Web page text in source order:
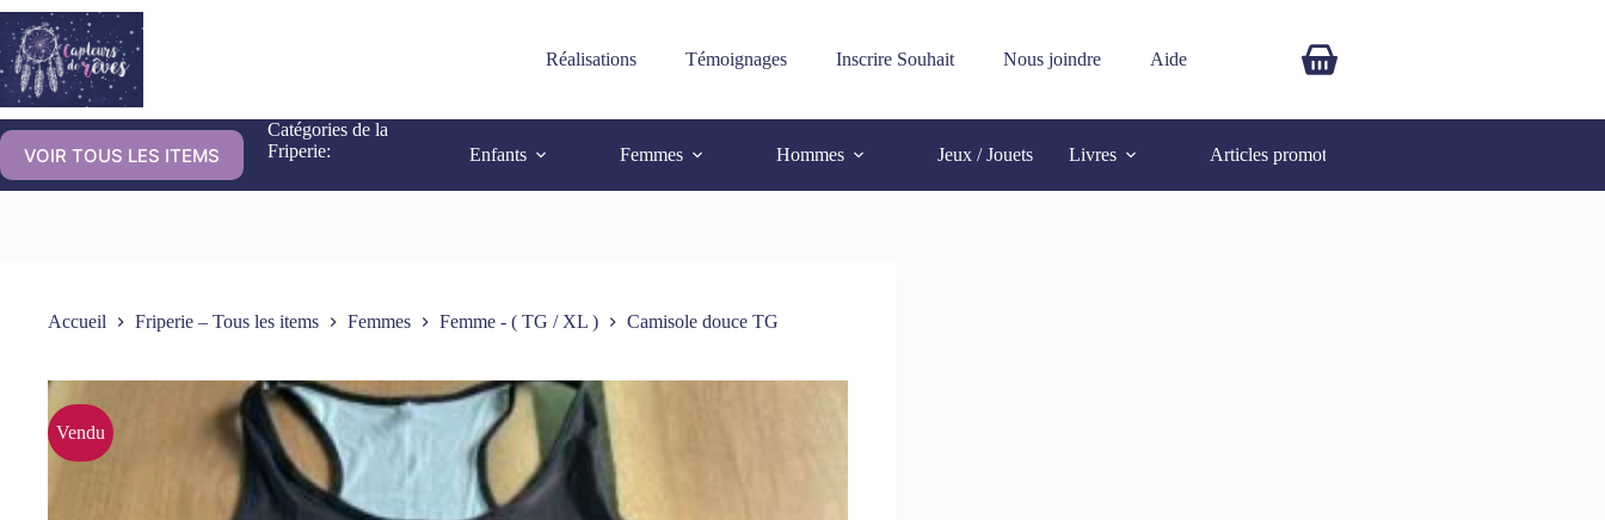
Réalisations Témoignages Inscrire Souhait Nous joindre Aide
VOIR TOUS LES ITEMS
Catégories de la
Friperie:
Enfants Femmes Hommes Jeux / Jouets Livres Articles promotionnels
Accueil Friperie – Tous les items Femmes Femme - ( TG / XL ) Camisole douce TG
Vendu